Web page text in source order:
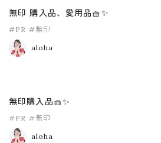
無印 購入品、愛用品🧺✨
#PR #無印
aloha
無印購入品🧺✨
#PR #無印
aloha